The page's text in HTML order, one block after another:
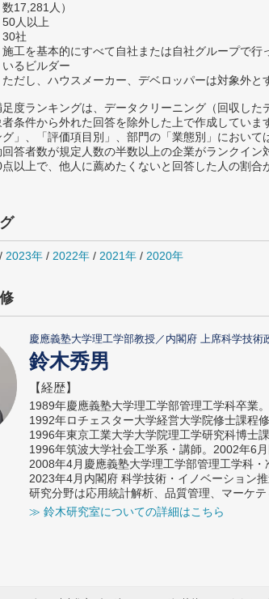
数17,281人）
50人以上
30社
施工を基本的にすべて自社または自社グループで行
いるビルダー
ただし、ハウスメーカー、デベロッパーは対象外と
度ランキングは、データクリーニング（回収した
条件から外れた回答を除外した上で作成していま
」、「評価項目別」、部門の「業態別」におい
答者数が規定人数の半数以上の企業がランクイン
以上で、他人に薦めたくないと回答した人の割合
/ 2023年 / 2022年 / 2021年 / 2020年
慶應義塾大学理工学部教授／内閣府 上席科学技術
鈴木秀男
【経歴】
1989年慶應義塾大学理工学部管理工学科卒業。
1992年ロチェスター大学経営大学院修士課程修
1996年東京工業大学大学院理工学研究科博士
1996年筑波大学社会工学系・講師。2002年6月
2008年4月慶應義塾大学理工学部管理工学科
2023年4月内閣府 科学技術・イノベーション
研究分野は応用統計解析、品質管理、マーケテ
≫ 鈴木研究室についての詳細はこちら